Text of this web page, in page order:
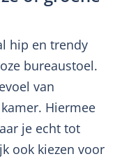
hip en trendy
bureaustoel.
van
Hiermee
je echt tot
ook kiezen voor